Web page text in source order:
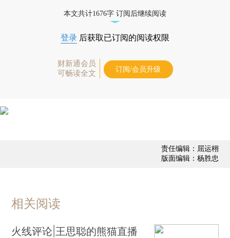
本文共计1676字 订阅后继续阅读
登录 后获取已订阅的阅读权限
财新通会员
可畅读全文
订阅/会员升级
责任编辑：屈运栩
版面编辑：杨胜忠
相关阅读
火线评论|王思聪的熊猫直播